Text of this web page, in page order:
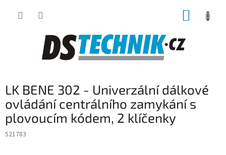
LK BENE 302 - Univerzální dálkové
ovládání centrálního zamykání s
plovoucím kódem, 2 klíčenky
521783